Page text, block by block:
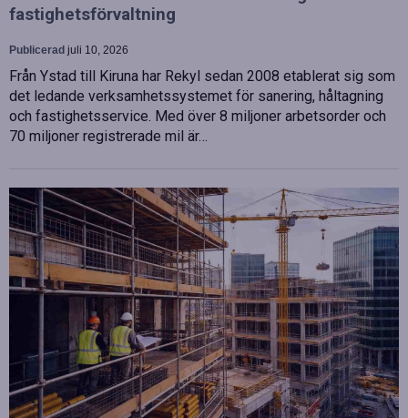
fastighetsförvaltning
Publicerad juli 10, 2026
Från Ystad till Kiruna har Rekyl sedan 2008 etablerat sig som
det ledande verksamhetssystemet för sanering, håltagning
och fastighetsservice. Med över 8 miljoner arbetsorder och
70 miljoner registrerade mil är…